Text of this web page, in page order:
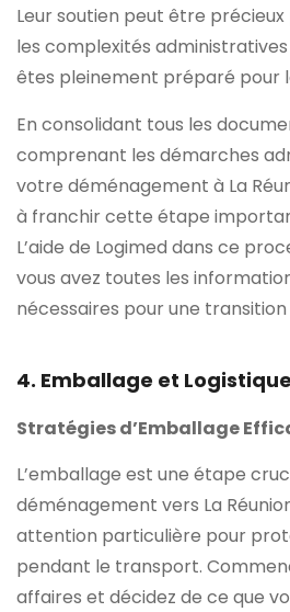
Leur soutien peut être
les complexités administratives
êtes pleinement préparé pour
En consolidant tous les
comprenant les démarches
votre déménagement à La
à franchir cette étape
L’aide de Logimed dans ce
vous avez toutes les
nécessaires pour une
4. Emballage et
Stratégies d’Emballage
L’emballage est une étape
déménagement vers La
attention particulière pour
pendant le transport.
affaires et décidez de ce que